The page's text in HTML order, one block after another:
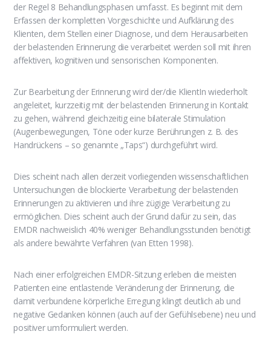
der Regel 8 Behandlungsphasen umfasst. Es beginnt mit dem
Erfassen der kompletten Vorgeschichte und Aufklärung des
Klienten, dem Stellen einer Diagnose, und dem Herausarbeiten
der belastenden Erinnerung die verarbeitet werden soll mit ihren
affektiven, kognitiven und sensorischen Komponenten.
Zur Bearbeitung der Erinnerung wird der/die KlientIn wiederholt
angeleitet, kurzzeitig mit der belastenden Erinnerung in Kontakt
zu gehen, während gleichzeitig eine bilaterale Stimulation
(Augenbewegungen, Töne oder kurze Berührungen z. B. des
Handrückens – so genannte „Taps“) durchgeführt wird.
Dies scheint nach allen derzeit vorliegenden wissenschaftlichen
Untersuchungen die blockierte Verarbeitung der belastenden
Erinnerungen zu aktivieren und ihre zügige Verarbeitung zu
ermöglichen. Dies scheint auch der Grund dafür zu sein, das
EMDR nachweislich 40% weniger Behandlungsstunden benötigt
als andere bewährte Verfahren (van Etten 1998).
Nach einer erfolgreichen EMDR-Sitzung erleben die meisten
Patienten eine entlastende Veränderung der Erinnerung, die
damit verbundene körperliche Erregung klingt deutlich ab und
negative Gedanken können (auch auf der Gefühlsebene) neu und
positiver umformuliert werden.